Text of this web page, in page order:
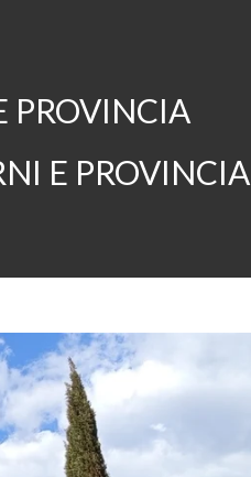
PROVINCIA
E PROVINCIA